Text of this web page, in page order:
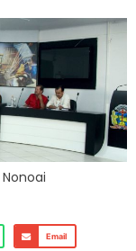
Nonoai
Email